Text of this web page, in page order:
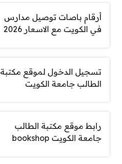
أرقام باصات توصيل مدارس
في الكويت مع الاسعار 2026
تسجيل الدخول لموقع مكتبة
الطالب جامعة الكويت
رابط موقع مكتبة الطالب
جامعة الكويت bookshop